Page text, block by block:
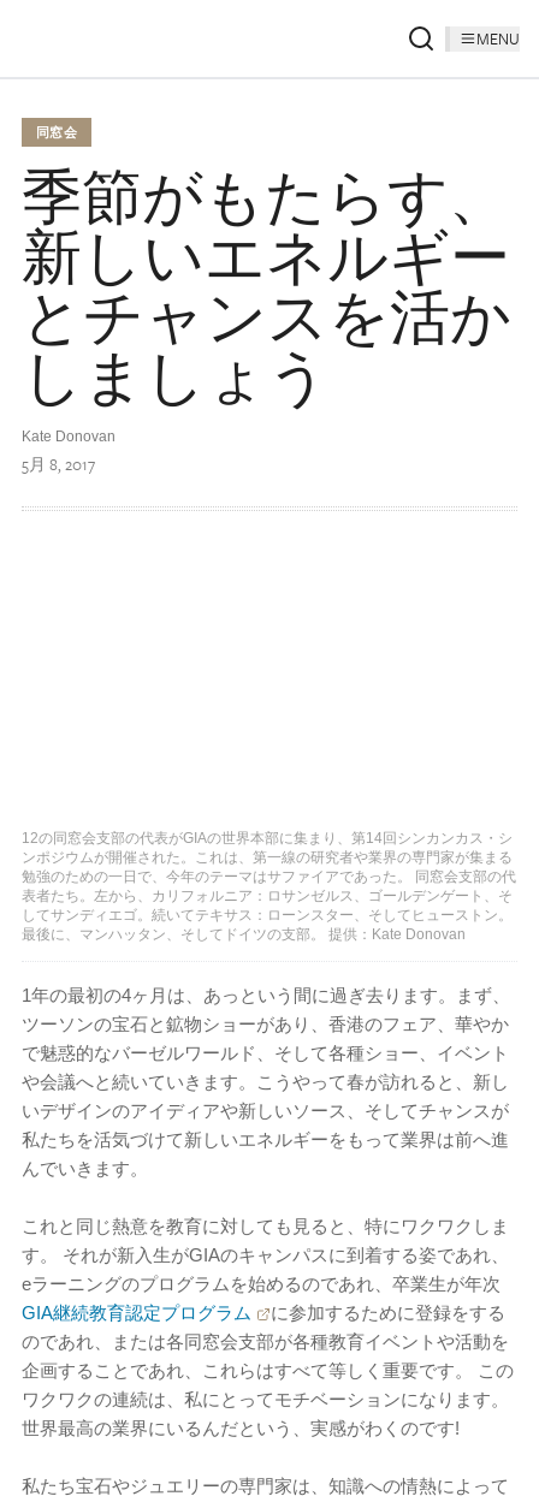
MENU
同窓会
季節がもたらす、
新しいエネルギー
とチャンスを活か
しましょう
Kate Donovan
5月 8, 2017
12の同窓会支部の代表がGIAの世界本部に集まり、第14回シンカンカス・シ
ンポジウムが開催された。これは、第一線の研究者や業界の専門家が集まる
勉強のための一日で、今年のテーマはサファイアであった。 同窓会支部の代
表者たち。左から、カリフォルニア：ロサンゼルス、ゴールデンゲート、そ
してサンディエゴ。続いてテキサス：ローンスター、そしてヒューストン。
最後に、マンハッタン、そしてドイツの支部。 提供：Kate Donovan
1年の最初の4ヶ月は、あっという間に過ぎ去ります。まず、
ツーソンの宝石と鉱物ショーがあり、香港のフェア、華やか
で魅惑的なバーゼルワールド、そして各種ショー、イベント
や会議へと続いていきます。こうやって春が訪れると、新し
いデザインのアイディアや新しいソース、そしてチャンスが
私たちを活気づけて新しいエネルギーをもって業界は前へ進
んでいきます。
これと同じ熱意を教育に対しても見ると、特にワクワクしま
す。 それが新入生がGIAのキャンパスに到着する姿であれ、
eラーニングのプログラムを始めるのであれ、卒業生が年次
GIA継続教育認定プログラム
に参加するために登録をする
のであれ、または各同窓会支部が各種教育イベントや活動を
企画することであれ、これらはすべて等しく重要です。 この
ワクワクの連続は、私にとってモチベーションになります。
世界最高の業界にいるんだという、実感がわくのです!
私たち宝石やジュエリーの専門家は、知識への情熱によって